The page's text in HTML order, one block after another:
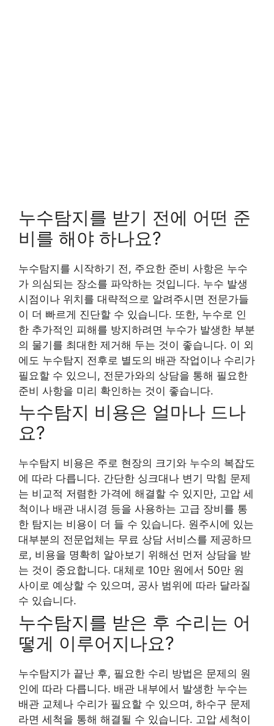
누수탐지를 받기 전에 어떤 준
비를 해야 하나요?
누수탐지를 시작하기 전, 주요한 준비 사항은 누수
가 의심되는 장소를 파악하는 것입니다. 누수 발생
시점이나 위치를 대략적으로 알려주시면 전문가들
이 더 빠르게 진단할 수 있습니다. 또한, 누수로 인
한 추가적인 피해를 방지하려면 누수가 발생한 부분
의 물기를 최대한 제거해 두는 것이 좋습니다. 이 외
에도 누수탐지 전후로 별도의 배관 작업이나 수리가
필요할 수 있으니, 전문가와의 상담을 통해 필요한
준비 사항을 미리 확인하는 것이 좋습니다.
누수탐지 비용은 얼마나 드나
요?
누수탐지 비용은 주로 현장의 크기와 누수의 복잡도
에 따라 다릅니다. 간단한 싱크대나 변기 막힘 문제
는 비교적 저렴한 가격에 해결할 수 있지만, 고압 세
척이나 배관 내시경 등을 사용하는 고급 장비를 통
한 탐지는 비용이 더 들 수 있습니다. 원주시에 있는
대부분의 전문업체는 무료 상담 서비스를 제공하므
로, 비용을 명확히 알아보기 위해선 먼저 상담을 받
는 것이 중요합니다. 대체로 10만 원에서 50만 원
사이로 예상할 수 있으며, 공사 범위에 따라 달라질
수 있습니다.
누수탐지를 받은 후 수리는 어
떻게 이루어지나요?
누수탐지가 끝난 후, 필요한 수리 방법은 문제의 원
인에 따라 다릅니다. 배관 내부에서 발생한 누수는
배관 교체나 수리가 필요할 수 있으며, 하수구 문제
라면 세척을 통해 해결될 수 있습니다. 고압 세척이